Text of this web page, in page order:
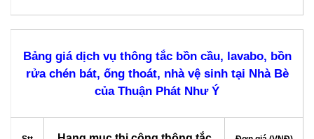
Bảng giá dịch vụ thông tắc bồn cầu, lavabo, bồn
rửa chén bát, ống thoát, nhà vệ sinh tại Nhà Bè
của Thuận Phát Như Ý